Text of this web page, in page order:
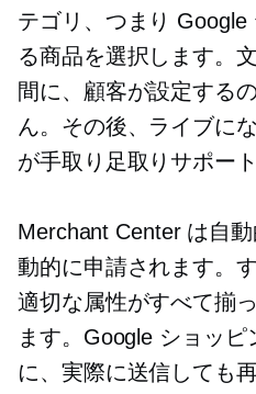
テゴリ、つまり
る商品を選択します。
間に、顧客が設定する
ん。その後、ライブに
が手取り足取りサポート
Merchant Center は自
動的に申請されます。
適切な属性がすべて揃
ます。Google ショッピ
に、実際に送信しても